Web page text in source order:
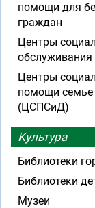
помощи для
граждан
Центры
Центры
помощи семье
(ЦСПСиД)
Культура
Библиотеки
Библиотеки
Музеи